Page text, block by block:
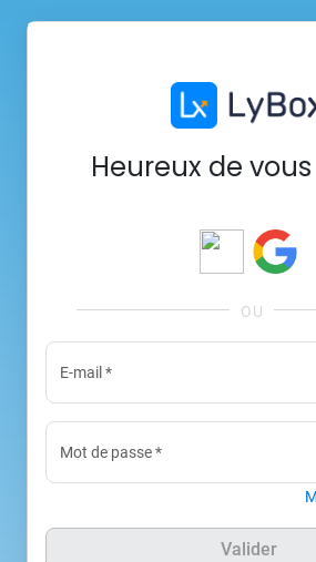
Heureux de
E-mail *
Mot de passe*
Valider